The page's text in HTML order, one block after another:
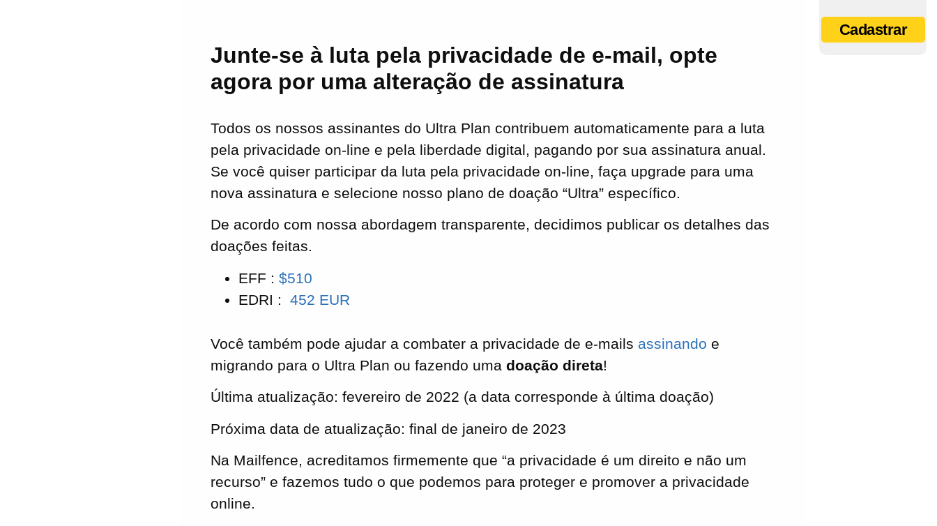
Junte-se à luta pela privacidade de e-mail, opte
agora por uma alteração de assinatura
Todos os nossos assinantes do Ultra Plan contribuem automaticamente para a luta
pela privacidade on-line e pela liberdade digital, pagando por sua assinatura anual.
Se você quiser participar da luta pela privacidade on-line, faça upgrade para uma
nova assinatura e selecione nosso plano de doação “Ultra” específico.
De acordo com nossa abordagem transparente, decidimos publicar os detalhes das
doações feitas.
EFF :$510
EDRI :452 EUR
Você também pode ajudar a combater a privacidade de e-mails assinando e
migrando para o Ultra Plan ou fazendo umadoação direta!
Última atualização: fevereiro de 2022 (a data corresponde à última doação)
Próxima data de atualização: final de janeiro de 2023
Na Mailfence, acreditamos firmemente que “a privacidade é um direito e não um
recurso” e fazemos tudo o que podemos para proteger e promover a privacidade
online.
Cadastrar